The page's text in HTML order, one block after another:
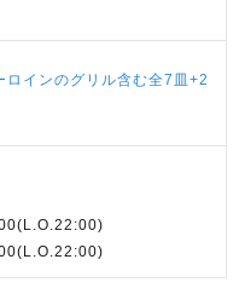
ロインのグリル含む全7皿+2